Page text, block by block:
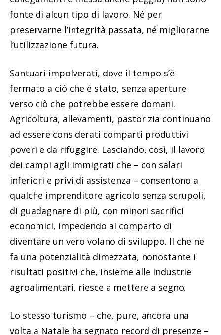
fonte di alcun tipo di lavoro. Né per
preservarne l’integrità passata, né migliorarne
l’utilizzazione futura.
Santuari impolverati, dove il tempo s’è
fermato a ciò che è stato, senza aperture
verso ciò che potrebbe essere domani.
Agricoltura, allevamenti, pastorizia continuano
ad essere considerati comparti produttivi
poveri e da rifuggire. Lasciando, così, il lavoro
dei campi agli immigrati che – con salari
inferiori e privi di assistenza – consentono a
qualche imprenditore agricolo senza scrupoli,
di guadagnare di più, con minori sacrifici
economici, impedendo al comparto di
diventare un vero volano di sviluppo. Il che ne
fa una potenzialità dimezzata, nonostante i
risultati positivi che, insieme alle industrie
agroalimentari, riesce a mettere a segno.
Lo stesso turismo – che, pure, ancora una
volta a Natale ha segnato record di presenze –